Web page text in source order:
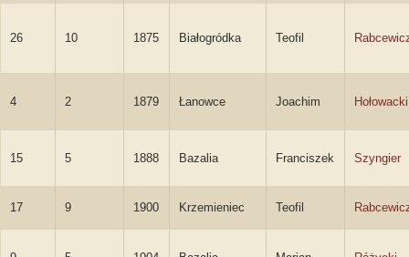
26 10 1875 Białogródka Teofil
4 2 1879 Łanowce Joachim Hołowacki
15 5 1888 Bazalia Franciszek Szyngier
17 9 1900 Krzemieniec Teofil